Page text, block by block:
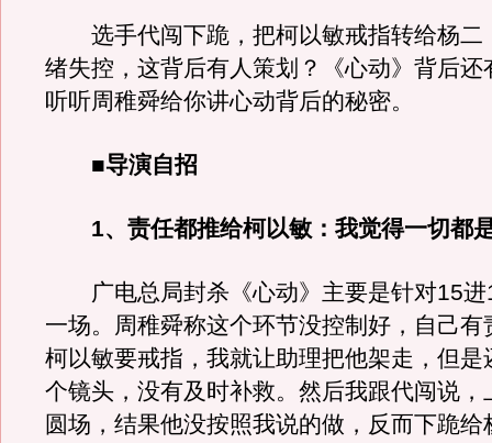
选手代闯下跪，把柯以敏戒指转给杨二
绪失控，这背后有人策划？《心动》背后还
听听周稚舜给你讲心动背后的秘密。
■导演自招
1、责任都推给柯以敏：我觉得一切都
广电总局封杀《心动》主要是针对15进
一场。周稚舜称这个环节没控制好，自己有
柯以敏要戒指，我就让助理把他架走，但是
个镜头，没有及时补救。然后我跟代闯说，
圆场，结果他没按照我说的做，反而下跪给